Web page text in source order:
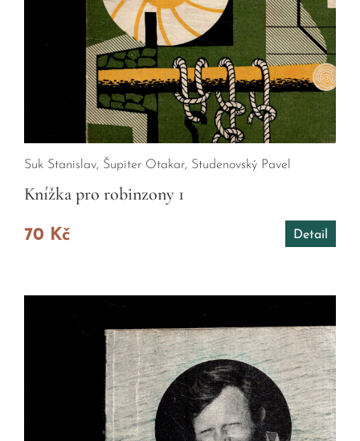
Suk Stanislav, Šupiter Otakar, Studenovský Pavel
Knížka pro robinzony 1
70 Kč Detail